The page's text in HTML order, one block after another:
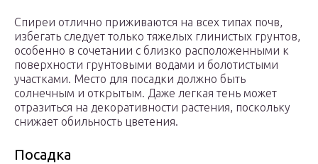
Спиреи отлично приживаются на всех типах почв,
избегать следует только тяжелых глинистых грунтов,
особенно в сочетании с близко расположенными к
поверхности грунтовыми водами и болотистыми
участками. Место для посадки должно быть
солнечным и открытым. Даже легкая тень может
отразиться на декоративности растения, поскольку
снижает обильность цветения.
Посадка